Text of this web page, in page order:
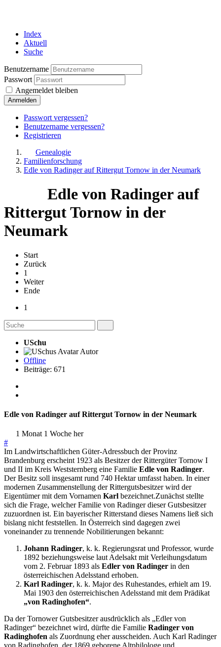
Index
Aktuell
Suche
Benutzername
Passwort
Angemeldet bleiben
Anmelden
Passwort vergessen?
Benutzername vergessen?
Registrieren
Genealogie
Familienforschung
Edle von Radinger auf Rittergut Tornow in der Neumark
Edle von Radinger auf
Rittergut Tornow in der
Neumark
Start
Zurück
1
Weiter
Ende
1
USchu
Autor
Offline
Beiträge: 671
Edle von Radinger auf Rittergut Tornow in der Neumark
1 Monat 1 Woche her
#
Im Landwirtschaftlichen Güter-Adressbuch der Provinz
Brandenburg erscheint 1923 als Besitzer der Rittergüter Tornow I
und II im Kreis Weststernberg eine Familie Edle von Radinger.
Der Besitz soll insgesamt rund 740 Hektar umfasst haben. In einer
modernen Zusammenstellung der Rittergutsbesitzer wird der
Eigentümer mit dem Vornamen Karl bezeichnet.Zunächst stellte
sich die Frage, welcher Familie von Radinger dieser Gutsbesitzer
zuzuordnen ist. Ein bayerischer Ritterstand dieses Namens ließ sich
bislang nicht feststellen. In Österreich sind dagegen zwei
voneinander zu trennende Nobilitierungen bekannt:
Johann Radinger, k. k. Regierungsrat und Professor, wurde
1892 beziehungsweise laut Adelsakt mit Verleihungsdatum
vom 2. Februar 1893 als Edler von Radinger in den
österreichischen Adelsstand erhoben.
Karl Radinger, k. k. Major des Ruhestandes, erhielt am 19.
Mai 1903 den österreichischen Adelsstand mit dem Prädikat
„von Radinghofen“.
Da der Tornower Gutsbesitzer ausdrücklich als „Edler von
Radinger“ bezeichnet wird, dürfte die Familie Radinger von
Radinghofen als Zuordnung eher ausscheiden. Auch Karl Radinger